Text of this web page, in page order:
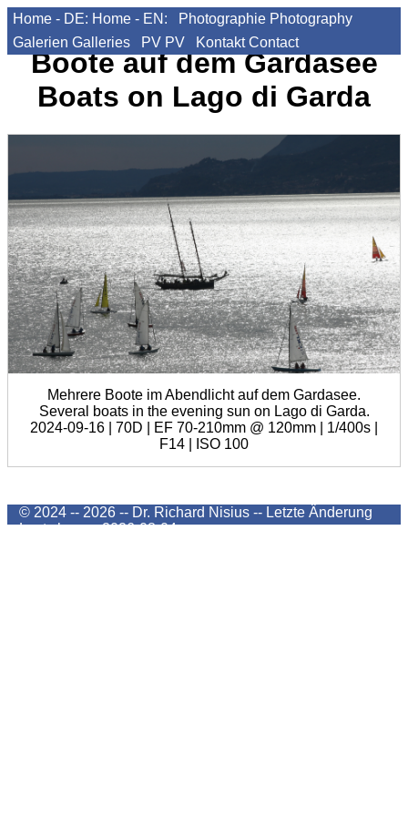
Home - DE: Home - EN: Photographie Photography
Galerien Galleries PV PV Kontakt Contact
Boote auf dem Gardasee
Boats on Lago di Garda
Mehrere Boote im Abendlicht auf dem Gardasee.
Several boats in the evening sun on Lago di Garda.
2024-09-16 | 70D | EF 70-210mm @ 120mm | 1/400s |
F14 | ISO 100
© 2024 -- 2026 -- Dr. Richard Nisius -- Letzte Änderung
Last change2026-08-04